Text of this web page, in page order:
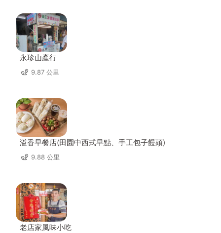
永珍山產行
9.87 公里
溢香早餐店(田園中西式早點、手工包子饅頭)
9.88 公里
老店家風味小吃